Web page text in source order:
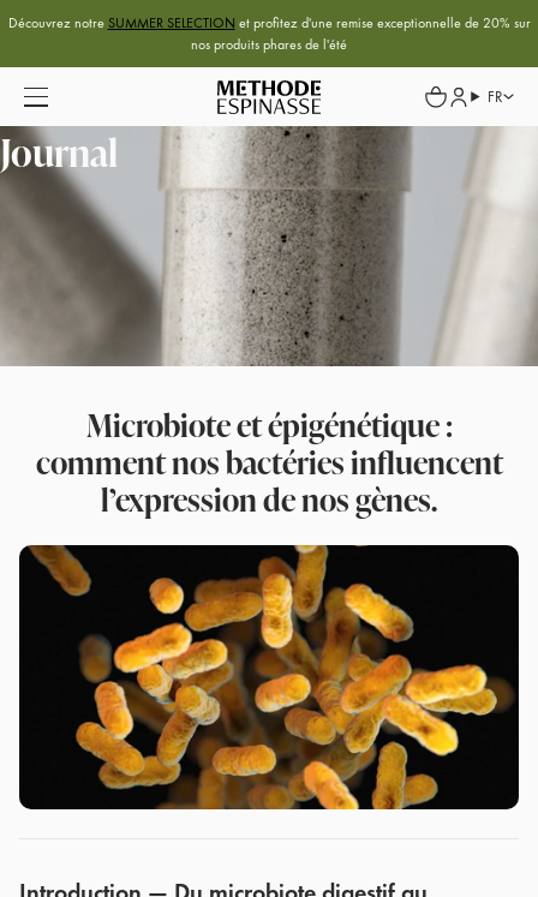
Découvrez notre SUMMER SELECTION et profitez d'une remise exceptionnelle de 20% sur
nos produits phares de l'été
FR
Journal
Microbiote et épigénétique :
comment nos bactéries influencent
l’expression de nos gènes.